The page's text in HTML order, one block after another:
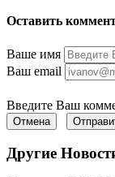
Оставить
Ваше имя
Ваш email
Введите Ваш
Отмена
Другие